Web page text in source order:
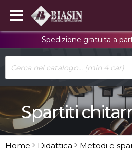
Spedizione gratuita a
Spartiti
Home Didattica
Metodi e